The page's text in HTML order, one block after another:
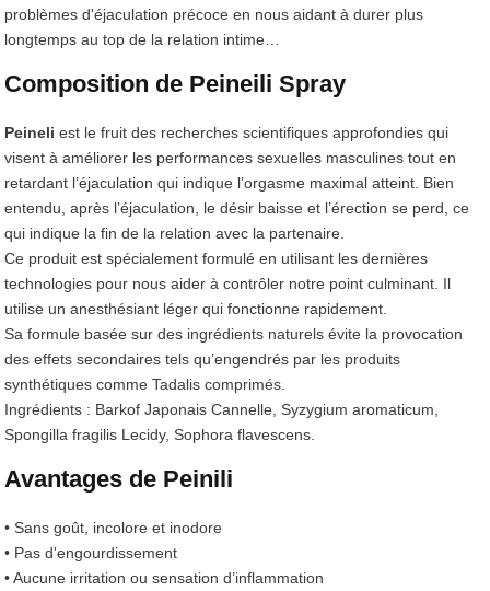
problèmes d'éjaculation précoce en nous aidant à durer plus
longtemps au top de la relation intime…
Composition de Peineili Spray
Peineli est le fruit des recherches scientifiques approfondies qui
visent à améliorer les performances sexuelles masculines tout en
retardant l’éjaculation qui indique l’orgasme maximal atteint. Bien
entendu, après l’éjaculation, le désir baisse et l’érection se perd, ce
qui indique la fin de la relation avec la partenaire.
Ce produit est spécialement formulé en utilisant les dernières
technologies pour nous aider à contrôler notre point culminant. Il
utilise un anesthésiant léger qui fonctionne rapidement.
Sa formule basée sur des ingrédients naturels évite la provocation
des effets secondaires tels qu’engendrés par les produits
synthétiques comme Tadalis comprimés.
Ingrédients : Barkof Japonais Cannelle, Syzygium aromaticum,
Spongilla fragilis Lecidy, Sophora flavescens.
Avantages de Peinili
• Sans goût, incolore et inodore
• Pas d'engourdissement
• Aucune irritation ou sensation d’inflammation